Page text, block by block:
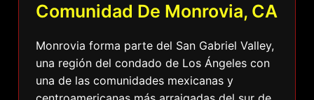
Comunidad De Monrovia, CA
Monrovia forma parte del San Gabriel Valley,
una región del condado de Los Ángeles con
una de las comunidades mexicanas y